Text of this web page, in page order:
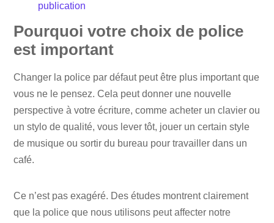
publication
Pourquoi votre choix de police
est important
Changer la police par défaut peut être plus important que
vous ne le pensez. Cela peut donner une nouvelle
perspective à votre écriture, comme acheter un clavier ou
un stylo de qualité, vous lever tôt, jouer un certain style
de musique ou sortir du bureau pour travailler dans un
café.
Ce n’est pas exagéré. Des études montrent clairement
que la police que nous utilisons peut affecter notre